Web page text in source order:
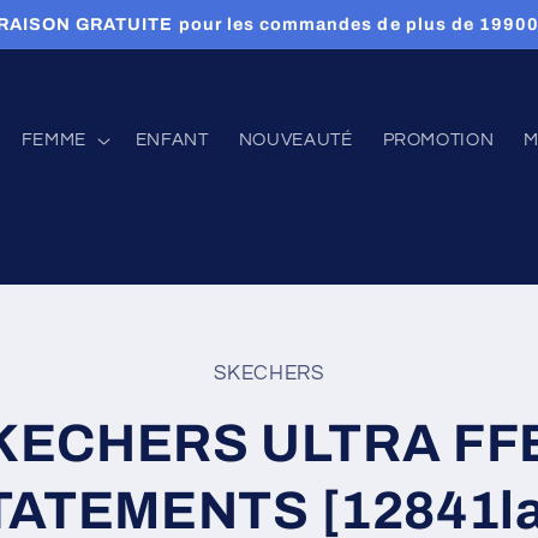
GRATUITE pour les commandes de plus de
FEMME ENFANT NOUVEAUTÉ PROMOTION
SKECHERS
ULTRA